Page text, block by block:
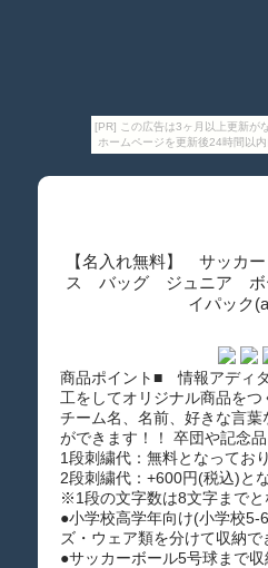
[PR] この広告は3ヶ月以上更新が
ホームページを更新後24時間以
【名入れ無料】 サッカ
ス バッグ ジュニア ボ
イパック
商品ポイント■ 情報アディ
工をしてオリジナル商品をつ
チーム名、名前、好きな言葉
ができます！！ 卒団や記念
1段刺繍代：無料となっており
2段刺繍代：+600円(税込)と
※1段の文字数は8文字までと
●小学校高学年向け(小学校5-
ズ・ウェア類を分けて収納で
●サッカーボール5号球まで収